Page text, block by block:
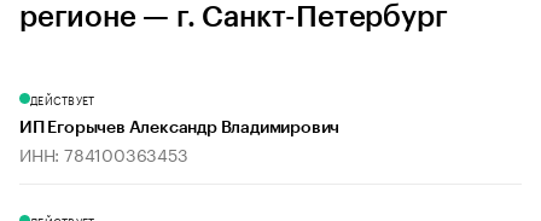
регионе — г. Санкт-Петербург
ДЕЙСТВУЕТ
ИП Егорычев Александр Владимирович
ИНН: 784100363453